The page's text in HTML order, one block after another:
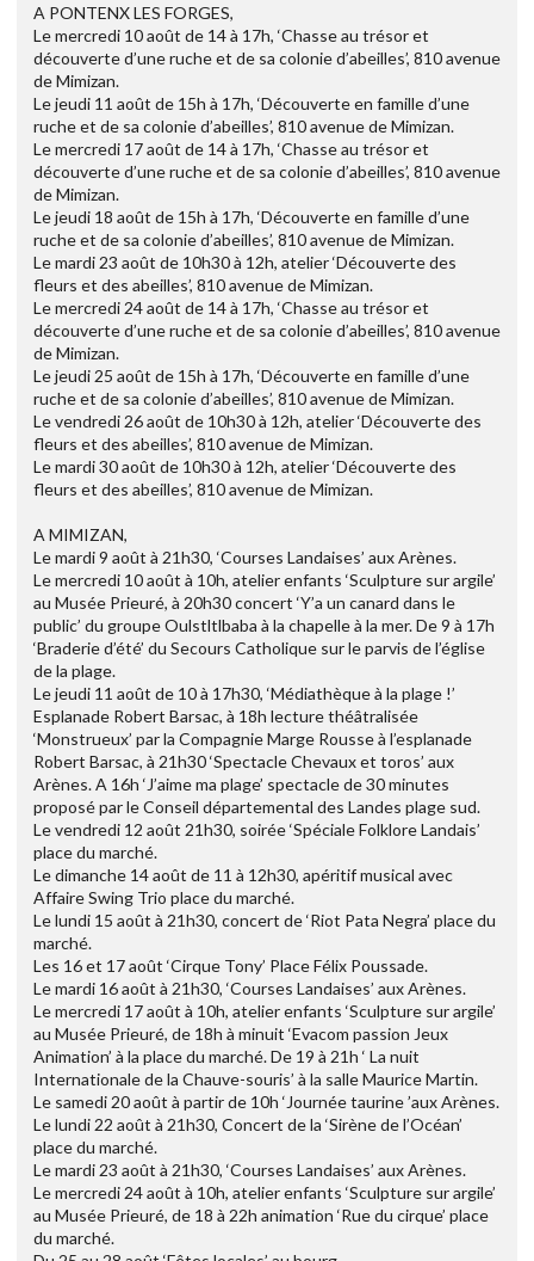
A PONTENX LES FORGES,
Le mercredi 10 août de 14 à 17h, ‘Chasse au trésor et
découverte d’une ruche et de sa colonie d’abeilles’, 810 avenue
de Mimizan.
Le jeudi 11 août de 15h à 17h, ‘Découverte en famille d’une
ruche et de sa colonie d’abeilles’, 810 avenue de Mimizan.
Le mercredi 17 août de 14 à 17h, ‘Chasse au trésor et
découverte d’une ruche et de sa colonie d’abeilles’, 810 avenue
de Mimizan.
Le jeudi 18 août de 15h à 17h, ‘Découverte en famille d’une
ruche et de sa colonie d’abeilles’, 810 avenue de Mimizan.
Le mardi 23 août de 10h30 à 12h, atelier ‘Découverte des
fleurs et des abeilles’, 810 avenue de Mimizan.
Le mercredi 24 août de 14 à 17h, ‘Chasse au trésor et
découverte d’une ruche et de sa colonie d’abeilles’, 810 avenue
de Mimizan.
Le jeudi 25 août de 15h à 17h, ‘Découverte en famille d’une
ruche et de sa colonie d’abeilles’, 810 avenue de Mimizan.
Le vendredi 26 août de 10h30 à 12h, atelier ‘Découverte des
fleurs et des abeilles’, 810 avenue de Mimizan.
Le mardi 30 août de 10h30 à 12h, atelier ‘Découverte des
fleurs et des abeilles’, 810 avenue de Mimizan.
A MIMIZAN,
Le mardi 9 août à 21h30, ‘Courses Landaises’ aux Arènes.
Le mercredi 10 août à 10h, atelier enfants ‘Sculpture sur argile’
au Musée Prieuré, à 20h30 concert ‘Y’a un canard dans le
public’ du groupe Oulstltlbaba à la chapelle à la mer. De 9 à 17h
‘Braderie d’été’ du Secours Catholique sur le parvis de l’église
de la plage.
Le jeudi 11 août de 10 à 17h30, ‘Médiathèque à la plage !’
Esplanade Robert Barsac, à 18h lecture théâtralisée
‘Monstrueux’ par la Compagnie Marge Rousse à l’esplanade
Robert Barsac, à 21h30 ‘Spectacle Chevaux et toros’ aux
Arènes. A 16h ‘J’aime ma plage’ spectacle de 30 minutes
proposé par le Conseil départemental des Landes plage sud.
Le vendredi 12 août 21h30, soirée ‘Spéciale Folklore Landais’
place du marché.
Le dimanche 14 août de 11 à 12h30, apéritif musical avec
Affaire Swing Trio place du marché.
Le lundi 15 août à 21h30, concert de ‘Riot Pata Negra’ place du
marché.
Les 16 et 17 août ‘Cirque Tony’ Place Félix Poussade.
Le mardi 16 août à 21h30, ‘Courses Landaises’ aux Arènes.
Le mercredi 17 août à 10h, atelier enfants ‘Sculpture sur argile’
au Musée Prieuré, de 18h à minuit ‘Evacom passion Jeux
Animation’ à la place du marché. De 19 à 21h ‘ La nuit
Internationale de la Chauve-souris’ à la salle Maurice Martin.
Le samedi 20 août à partir de 10h ‘Journée taurine ’aux Arènes.
Le lundi 22 août à 21h30, Concert de la ‘Sirène de l’Océan’
place du marché.
Le mardi 23 août à 21h30, ‘Courses Landaises’ aux Arènes.
Le mercredi 24 août à 10h, atelier enfants ‘Sculpture sur argile’
au Musée Prieuré, de 18 à 22h animation ‘Rue du cirque’ place
du marché.